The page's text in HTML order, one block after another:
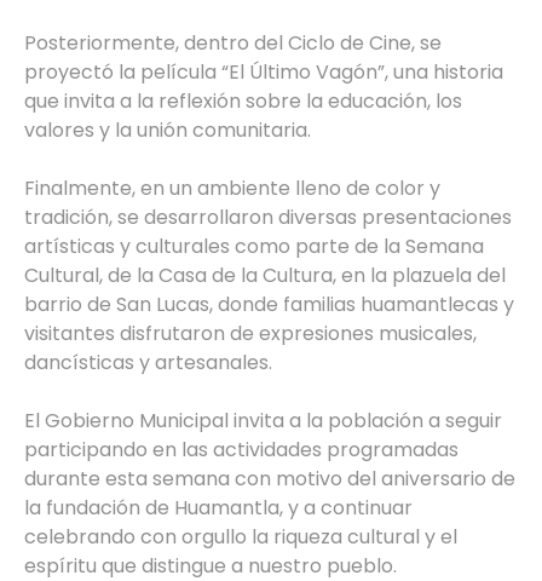
Posteriormente, dentro del Ciclo de Cine, se
proyectó la película “El Último Vagón”, una historia
que invita a la reflexión sobre la educación, los
valores y la unión comunitaria.
Finalmente, en un ambiente lleno de color y
tradición, se desarrollaron diversas presentaciones
artísticas y culturales como parte de la Semana
Cultural, de la Casa de la Cultura, en la plazuela del
barrio de San Lucas, donde familias huamantlecas y
visitantes disfrutaron de expresiones musicales,
dancísticas y artesanales.
El Gobierno Municipal invita a la población a seguir
participando en las actividades programadas
durante esta semana con motivo del aniversario de
la fundación de Huamantla, y a continuar
celebrando con orgullo la riqueza cultural y el
espíritu que distingue a nuestro pueblo.